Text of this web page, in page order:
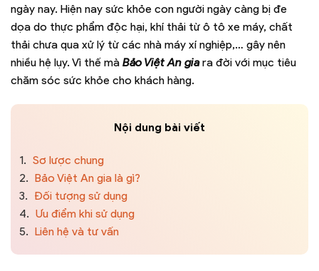
ngày nay. Hiện nay sức khỏe con người ngày càng bị đe
dọa do thực phẩm độc hại, khí thải từ ô tô xe máy, chất
thải chưa qua xử lý từ các nhà máy xí nghiệp,… gây nên
nhiều hệ lụy. Vì thế mà Bảo Việt An giara đời với mục tiêu
chăm sóc sức khỏe cho khách hàng.
Nội dung bài viết
1. Sơ lược chung
2. Bảo Việt An gia là gì?
3. Đối tượng sử dụng
4. Ưu điểm khi sử dụng
5. Liên hệ và tư vấn